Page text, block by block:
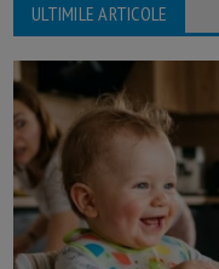
ULTIMILE ARTICOLE